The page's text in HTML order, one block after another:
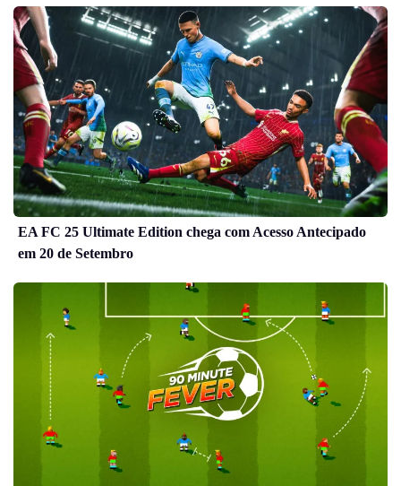
EA FC 25 Ultimate Edition chega com Acesso Antecipado
em 20 de Setembro